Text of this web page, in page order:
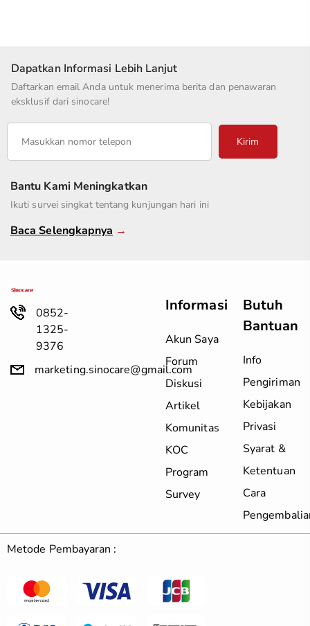
Dapatkan Informasi Lebih Lanjut
Daftarkan email Anda untuk menerima berita dan penawaran
eksklusif dari sinocare!
Kirim
Bantu Kami Meningkatkan
Ikuti survei singkat tentang kunjungan hari ini
Baca Selengkapnya →
0852-
1325-
9376
marketing.sinocare@gmail.com
Informasi
Akun Saya
Forum
Diskusi
Artikel
Komunitas
KOC
Program
Survey
Butuh
Bantuan
Info
Pengiriman
Kebijakan
Privasi
Syarat &
Ketentuan
Cara
Metode Pembayaran :